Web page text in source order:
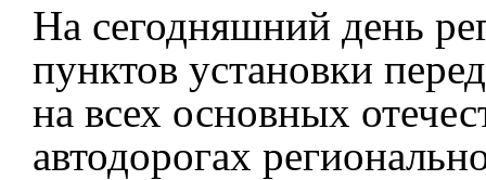
На сегодняшний день
пунктов установки
на всех основных
автодорогах